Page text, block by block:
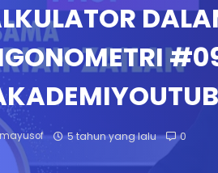
5 tahun yang lalu 0